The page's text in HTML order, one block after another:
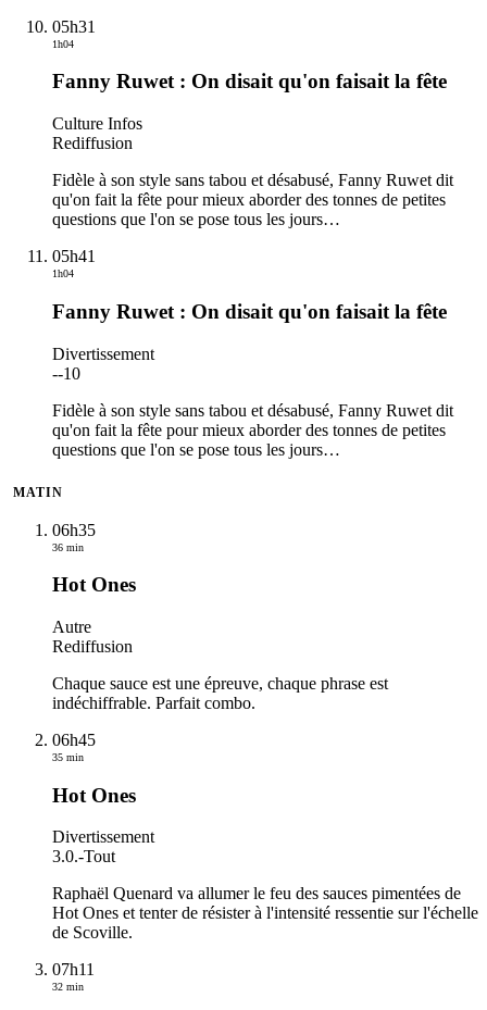
05h31
1h04
Fanny Ruwet : On disait qu'on faisait la fête
Culture Infos
Rediffusion
Fidèle à son style sans tabou et désabusé, Fanny Ruwet dit
qu'on fait la fête pour mieux aborder des tonnes de petites
questions que l'on se pose tous les jours…
05h41
1h04
Fanny Ruwet : On disait qu'on faisait la fête
Divertissement
--10
Fidèle à son style sans tabou et désabusé, Fanny Ruwet dit
qu'on fait la fête pour mieux aborder des tonnes de petites
questions que l'on se pose tous les jours…
MATIN
06h35
36 min
Hot Ones
Autre
Rediffusion
Chaque sauce est une épreuve, chaque phrase est
indéchiffrable. Parfait combo.
06h45
35 min
Hot Ones
Divertissement
3.0.-Tout
Raphaël Quenard va allumer le feu des sauces pimentées de
Hot Ones et tenter de résister à l'intensité ressentie sur l'échelle
de Scoville.
07h11
32 min